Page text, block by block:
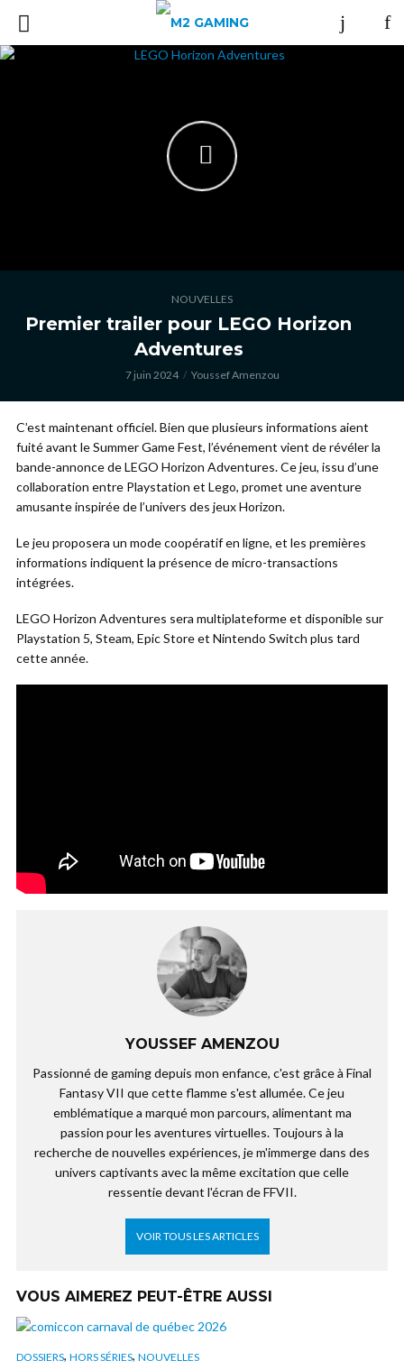
NOUVELLES
Premier trailer pour LEGO Horizon
Adventures
7 juin 2024 Youssef Amenzou
C’est maintenant officiel. Bien que plusieurs informations aient
fuité avant le Summer Game Fest, l’événement vient de révéler la
bande-annonce de LEGO Horizon Adventures. Ce jeu, issu d’une
collaboration entre Playstation et Lego, promet une aventure
amusante inspirée de l’univers des jeux Horizon.
Le jeu proposera un mode coopératif en ligne, et les premières
informations indiquent la présence de micro-transactions
intégrées.
LEGO Horizon Adventures sera multiplateforme et disponible sur
Playstation 5, Steam, Epic Store et Nintendo Switch plus tard
cette année.
YOUSSEF AMENZOU
Passionné de gaming depuis mon enfance, c'est grâce à Final
Fantasy VII que cette flamme s'est allumée. Ce jeu
emblématique a marqué mon parcours, alimentant ma
passion pour les aventures virtuelles. Toujours à la
recherche de nouvelles expériences, je m'immerge dans des
univers captivants avec la même excitation que celle
ressentie devant l'écran de FFVII.
VOIR TOUS LES ARTICLES
VOUS AIMEREZ PEUT-ÊTRE AUSSI
DOSSIERS, HORS SÉRIES, NOUVELLES